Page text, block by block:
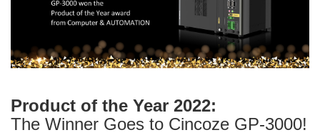
Product of the Year 2022:
The Winner Goes to Cincoze GP-3000!